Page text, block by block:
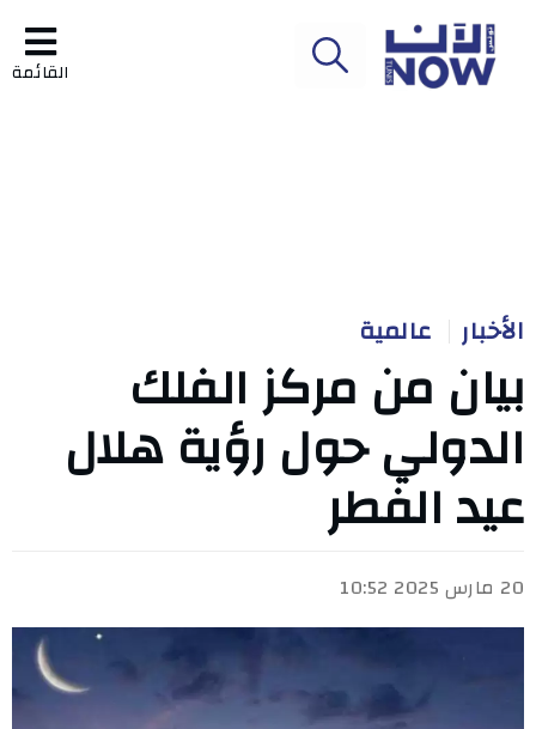
القائمة
الأخبار عالمية
بيان من مركز الفلك
الدولي حول رؤية هلال
عيد الفطر
20 مارس 2025 10:52